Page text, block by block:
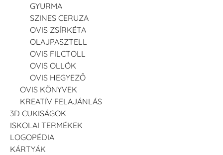
GYURMA
SZINES CERUZA
OVIS ZSÍRKÉTA
OLAJPASZTELL
OVIS FILCTOLL
OVIS OLLÓK
OVIS HEGYEZŐ
OVIS KÖNYVEK
KREATÍV FELAJÁNLÁS
3D CUKISÁGOK
ISKOLAI TERMÉKEK
LOGOPÉDIA
KÁRTYÁK